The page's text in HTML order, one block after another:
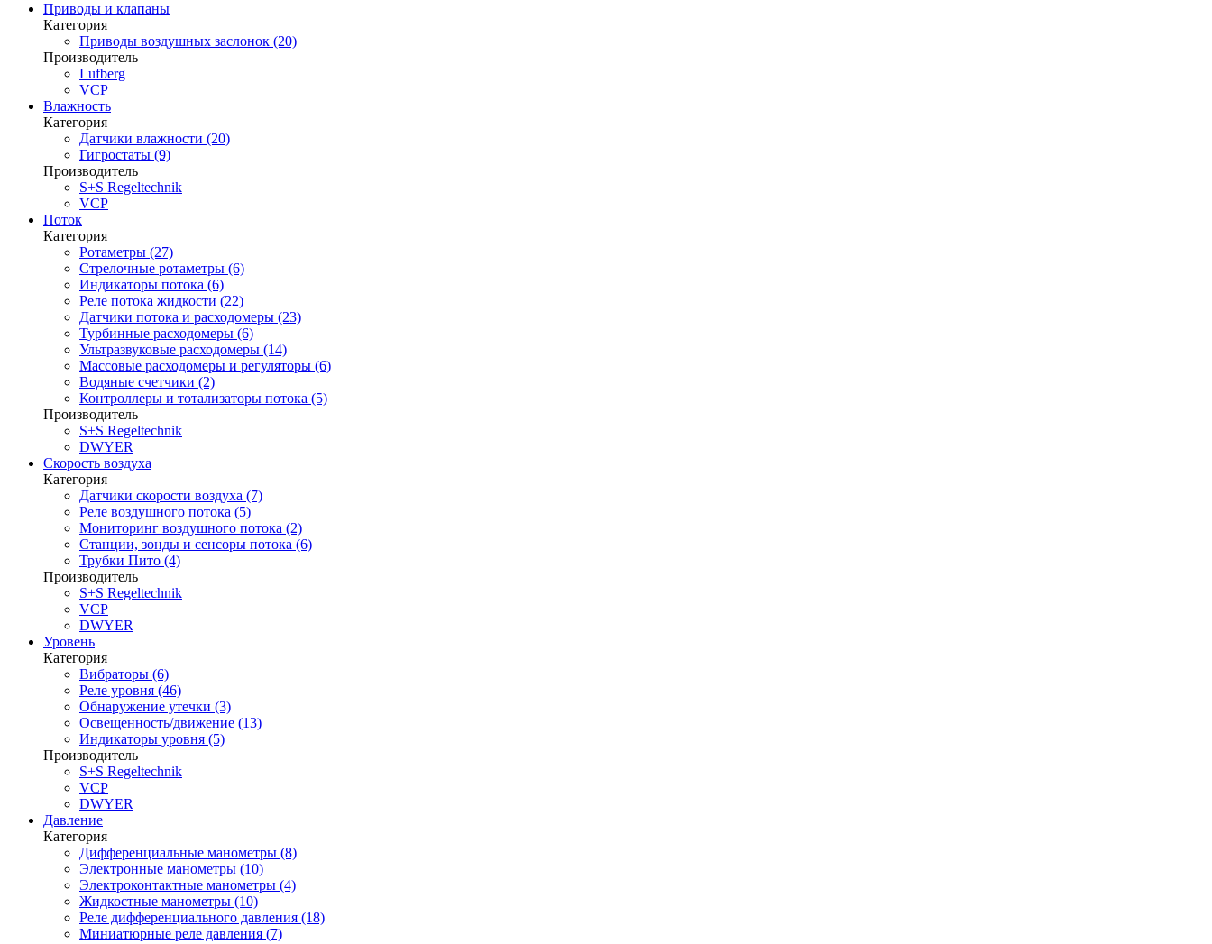
Приводы и клапаны
Категория
Приводы воздушных заслонок (20)
Производитель
Lufberg
VCP
Влажность
Категория
Датчики влажности (20)
Гигростаты (9)
Производитель
S+S Regeltechnik
VCP
Поток
Категория
Ротаметры (27)
Стрелочные ротаметры (6)
Индикаторы потока (6)
Реле потока жидкости (22)
Датчики потока и расходомеры (23)
Турбинные расходомеры (6)
Ультразвуковые расходомеры (14)
Массовые расходомеры и регуляторы (6)
Водяные счетчики (2)
Контроллеры и тотализаторы потока (5)
Производитель
S+S Regeltechnik
DWYER
Скорость воздуха
Категория
Датчики скорости воздуха (7)
Реле воздушного потока (5)
Мониторинг воздушного потока (2)
Станции, зонды и сенсоры потока (6)
Трубки Пито (4)
Производитель
S+S Regeltechnik
VCP
DWYER
Уровень
Категория
Вибраторы (6)
Реле уровня (46)
Обнаружение утечки (3)
Освещенность/движение (13)
Индикаторы уровня (5)
Производитель
S+S Regeltechnik
VCP
DWYER
Давление
Категория
Дифференциальные манометры (8)
Электронные манометры (10)
Электроконтактные манометры (4)
Жидкостные манометры (10)
Реле дифференциального давления (18)
Миниатюрные реле давления (7)